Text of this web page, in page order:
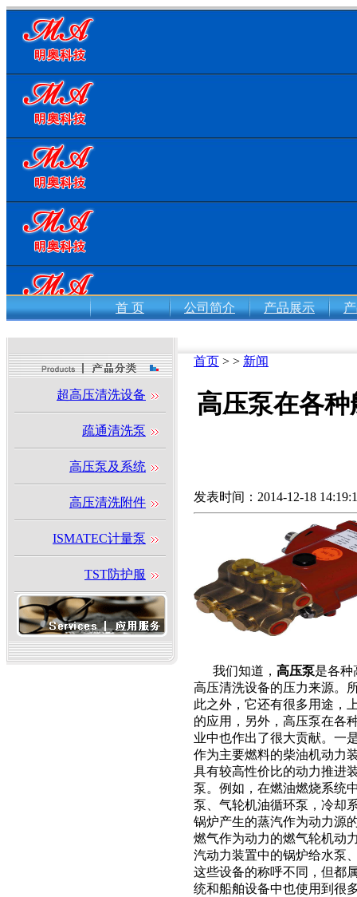
首 页 公司简介 产品展示
超高压清洗设备
疏通清洗泵
高压泵及系统
高压清洗附件
ISMATEC计量泵
TST防护服
首页 > > 新闻
高压泵在各
发表时间：2014-12-18
我们知道， 高压泵是各种
高压清洗设备的压力来源。
此之外，它还有很多用途，
的应用，另外，高压泵在各
业中也作出了很大贡献。一
作为主要燃料的柴油机动力
具有较高性价比的动力推进
泵。例如，在燃油燃烧系统
泵、气轮机油循环泵，冷却
锅炉产生的蒸汽作为动力源
燃气作为动力的燃气轮机动
汽动力装置中的锅炉给水泵
这些设备的称呼不同，但都
统和船舶设备中也使用到很